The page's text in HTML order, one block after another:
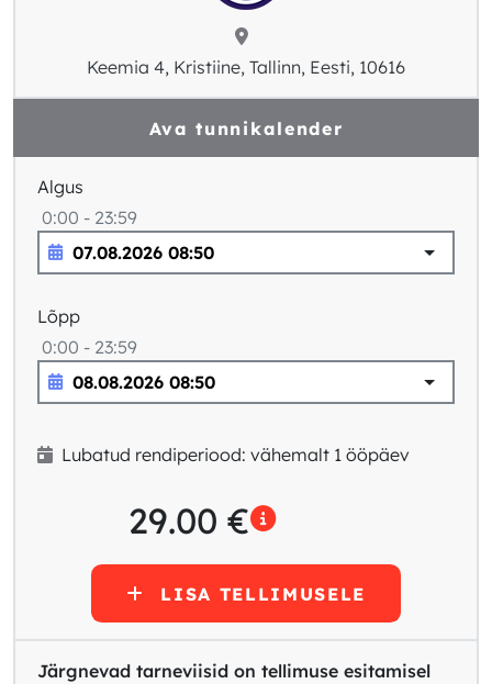
Keemia 4, Kristiine, Tallinn, Eesti, 10616
Ava tunnikalender
Algus
0:00 - 23:59
Lõpp
0:00 - 23:59
Lubatud rendiperiood: vähemalt 1 ööpäev
29.00 €
LISA TELLIMUSELE
Järgnevad tarneviisid on tellimuse esitamisel